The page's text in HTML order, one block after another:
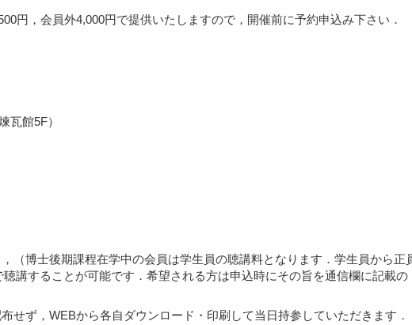
円，会員外4,000円で提供いたしますので，開催前に予約申込み下さい．
瓦館5F）
（博士後期課程在学中の会員は学生員の聴講料となります．学生員から正
講することが可能です．希望される方は申込時にその旨を通信欄に記載の
せず，WEBから各自ダウンロード・印刷して当日持参していただきます．